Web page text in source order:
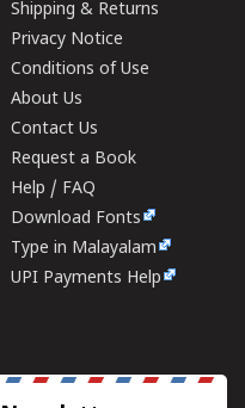
Shipping & Returns
Privacy Notice
Conditions of Use
About Us
Contact Us
Request a Book
Help / FAQ
Download Fonts
Type in Malayalam
UPI Payments Help